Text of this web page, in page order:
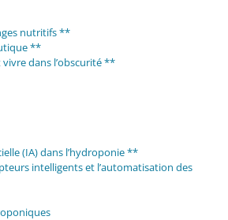
nutritifs **
**
dans l’obscurité **
(IA) dans l’hydroponie **
intelligents et l’automatisation des